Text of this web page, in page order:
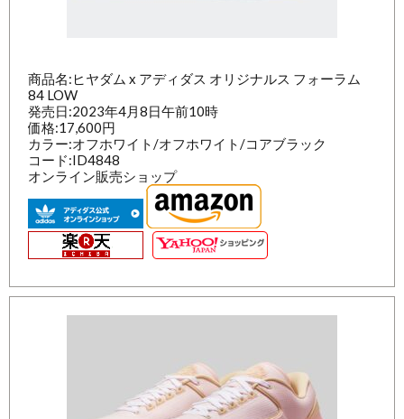
商品名:ヒヤダム x アディダス オリジナルス フォーラム
84 LOW
発売日:2023年4月8日午前10時
価格:17,600円
カラー:オフホワイト/オフホワイト/コアブラック
コード:ID4848
オンライン販売ショップ